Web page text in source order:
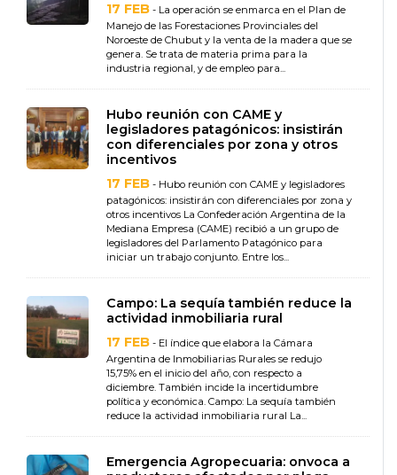
17 FEB - La operación se enmarca en el Plan de
Manejo de las Forestaciones Provinciales del
Noroeste de Chubut y la venta de la madera que se
genera. Se trata de materia prima para la
industria regional, y de empleo para...
Hubo reunión con CAME y
legisladores patagónicos: insistirán
con diferenciales por zona y otros
incentivos
17 FEB - Hubo reunión con CAME y legisladores
patagónicos: insistirán con diferenciales por zona y
otros incentivos La Confederación Argentina de la
Mediana Empresa (CAME) recibió a un grupo de
legisladores del Parlamento Patagónico para
iniciar un trabajo conjunto. Entre los...
Campo: La sequía también reduce la
actividad inmobiliaria rural
17 FEB - El índice que elabora la Cámara
Argentina de Inmobiliarias Rurales se redujo
15,75% en el inicio del año, con respecto a
diciembre. También incide la incertidumbre
política y económica. Campo: La sequía también
reduce la actividad inmobiliaria rural La...
Emergencia Agropecuaria: onvoca a